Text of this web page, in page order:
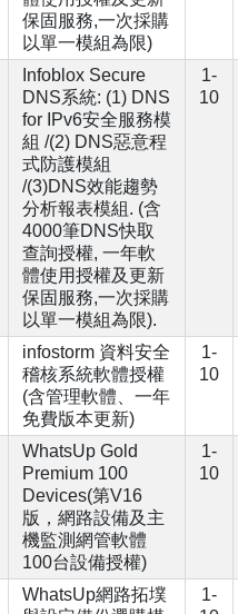
保固服務,一次採購
以單一模組為限)
Infoblox Secure
DNS系統: (1) DNS
for IPv6安全服務模
組 /(2) DNS惡意程
式防護模組
/(3)DNS效能趨勢
分析報表模組. (含
4000筆DNS快取
查詢授權, 一年軟
體使用授權及更新
保固服務,一次採購
以單一模組為限).
1-
10
infostorm 資料安全
稽核系統軟體授權
(含管理軟體、一年
免費版本更新)
1-
10
WhatsUp Gold
Premium 100
Devices(第V16
版，網路設備及主
機監測網管軟體
100台設備授權)
1-
10
WhatsUp網路拓墣
1-